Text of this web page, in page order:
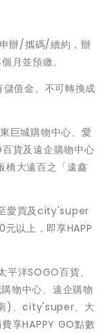
辦/攜碼/續約，辦
月並預繳。
值金。不可轉換成
巨城購物中心、愛
貨及遠企購物中心
橋大遠百之「遠鑫
愛買及city'super
以上，即享HAPP
洋SOGO百貨、
物中心、遠企購物
)、city'super、大
享HAPPY GO點數